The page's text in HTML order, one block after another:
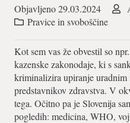
Objavljeno29.03.2024
Pravice in svoboščine
Kot sem vas že obvestil so
kazenske zakonodaje, ki s
kriminalizira upiranje uradnim
predstavnikov zdravstva. V
tega. Očitno pa je Slovenija
pogledih: medicina, WHO,